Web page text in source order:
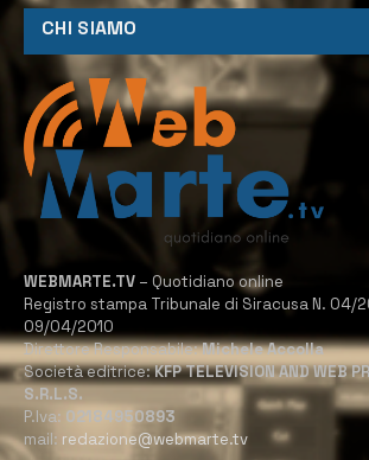
CHI SIAMO
WEBMARTE.TV – Quotidiano online
Registro stampa Tribunale di Siracusa N. 04/
09/04/2010
Direttore Responsabile:Michele Accolla
Società editrice:KFP TELEVISION AND WEB
S.R.L.S.
P.Iva: 02184950893
mail: redazione@webmarte.tv